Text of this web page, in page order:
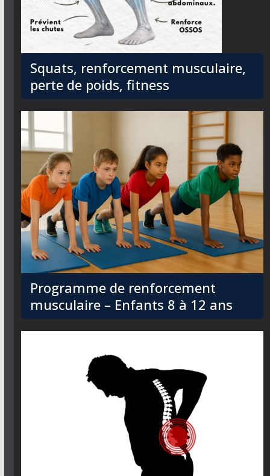
Squats, renforcement musculaire,
perte de poids, fitness
Programme de renforcement
musculaire – Enfants 8 à 12 ans